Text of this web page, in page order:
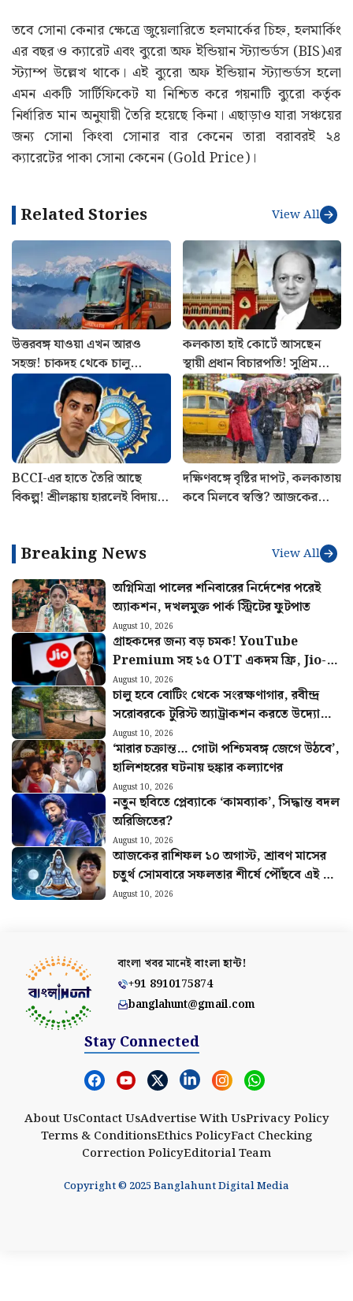
তবে সোনা কেনার ক্ষেত্রে জুয়েলারিতে হলমার্কের চিহ্ন, হলমার্কিং
এর বছর ও ক্যারেট এবং ব্যুরো অফ ইন্ডিয়ান স্ট্যান্ডর্ডস (BIS)এর
স্ট্যাম্প উল্লেখ থাকে। এই ব্যুরো অফ ইন্ডিয়ান স্ট্যান্ডর্ডস হলো
এমন একটি সার্টিফিকেট যা নিশ্চিত করে গয়নাটি ব্যুরো কর্তৃক
নির্ধারিত মান অনুযায়ী তৈরি হয়েছে কিনা। এছাড়াও যারা সঞ্চয়ের
জন্য সোনা কিংবা সোনার বার কেনেন তারা বরাবরই ২৪
ক্যারেটের পাকা সোনা কেনেন (Gold Price)।
Related Stories View All
উত্তরবঙ্গ যাওয়া এখন আরও
সহজ! চাকদহ থেকে চালু
শিলিগুড়ির এসি বাস
কলকাতা হাই কোর্টে আসছেন
স্থায়ী প্রধান বিচারপতি! সুপ্রিম
কোর্ট কলেজিয়ামের বড় সুপারিশ
BCCI-এর হাতে তৈরি আছে
বিকল্প! শ্রীলঙ্কায় হারলেই বিদায়
দক্ষিণবঙ্গে বৃষ্টির দাপট, কলকাতায়
কবে মিলবে স্বস্তি? আজকের
Breaking News View All
অগ্নিমিত্রা পালের শনিবারের নির্দেশের পরেই
অ্যাকশন, দখলমুক্ত পার্ক স্ট্রিটের ফুটপাত
August 10, 2026
গ্রাহকদের জন্য বড় চমক! YouTube
Premium সহ ১৫ OTT একদম ফ্রি, Jio-র
নতুন Pass-এ একগুচ্ছ সুবিধা
August 10, 2026
চালু হবে বোটিং থেকে সংরক্ষণাগার, রবীন্দ্র
সরোবরকে টুরিস্ট অ্যাট্রাকশন করতে উদ্যোগী
KMDA
August 10, 2026
‘মারার চক্রান্ত… গোটা পশ্চিমবঙ্গ জেগে উঠবে’,
হালিশহরের ঘটনায় হুঙ্কার কল্যাণের
August 10, 2026
নতুন ছবিতে প্লেব্যাকে ‘কামব্যাক’, সিদ্ধান্ত বদল
অরিজিতের?
August 10, 2026
আজকের রাশিফল ১০ অগাস্ট, শ্রাবণ মাসের
চতুর্থ সোমবারে সফলতার শীর্ষে পৌঁছবে এই ছয়
রাশি
August 10, 2026
বাংলা খবর মানেইবাংলা হান্ট!
+91 8910175874
banglahunt@gmail.com
Stay Connected
About UsContact UsAdvertise With UsPrivacy Policy
Terms & ConditionsEthics PolicyFact Checking
Correction PolicyEditorial Team
Copyright © 2025 Banglahunt Digital Media